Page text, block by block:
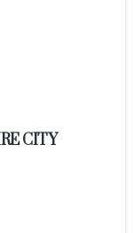
CITY